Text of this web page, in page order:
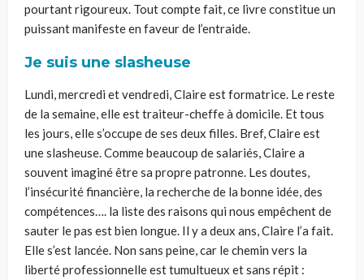
pourtant rigoureux. Tout compte fait, ce livre constitue un
puissant manifeste en faveur de l’entraide.
Je suis une slasheuse
Lundi, mercredi et vendredi, Claire est formatrice. Le reste
de la semaine, elle est traiteur-cheffe à domicile. Et tous
les jours, elle s’occupe de ses deux filles. Bref, Claire est
une slasheuse. Comme beaucoup de salariés, Claire a
souvent imaginé être sa propre patronne. Les doutes,
l’insécurité financière, la recherche de la bonne idée, des
compétences…. la liste des raisons qui nous empêchent de
sauter le pas est bien longue. Il y a deux ans, Claire l’a fait.
Elle s’est lancée. Non sans peine, car le chemin vers la
liberté professionnelle est tumultueux et sans répit :